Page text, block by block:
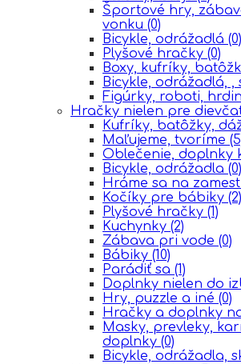
Športové hry,
vonku (0)
Bicykle, odrážadlá (0)
Plyšové hračky (0)
Boxy, kufríky,
Bicykle, odrážadlá,
Figúrky, roboti,
Hračky nielen pre
Kufríky, batôžky,
Maľujeme, tvoríme
Oblečenie, doplnky
Bicykle, odrážadla (0)
Hráme sa na
Kočíky pre bábiky (2)
Plyšové hračky (1)
Kuchynky (2)
Zábava pri vode (0)
Bábiky (10)
Parádiť sa (1)
Doplnky nielen do
Hry, puzzle a iné (0)
Hračky a doplnky
Masky, prevleky,
doplnky (0)
Bicykle, odrážadla,